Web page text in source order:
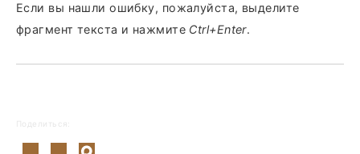
Если вы нашли ошибку, пожалуйста, выделите
фрагмент текста и нажмите Ctrl+Enter.
Поделиться: